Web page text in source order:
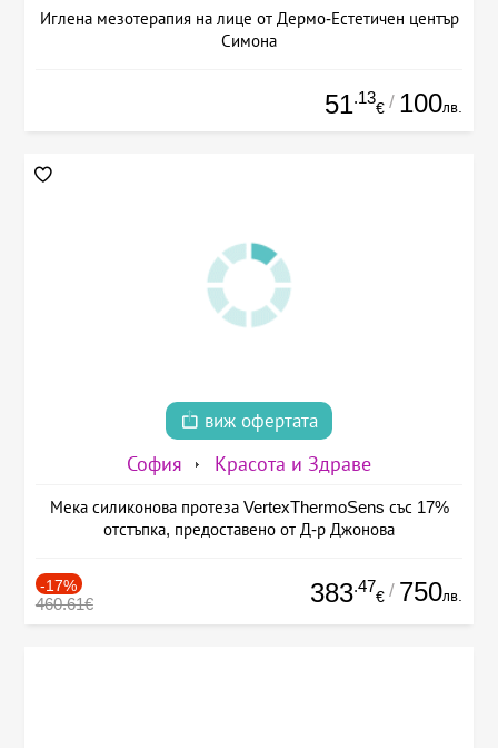
Иглена мезотерапия на лице от Дермо-Естетичен център
Симона
51.13
€ / 100лв.
виж офертата
София Красота и Здраве
Мека силиконова протеза VertexThermoSens със 17%
отстъпка, предоставено от Д-р Джонова
-17%
460.61€ 383.47
€ / 750лв.